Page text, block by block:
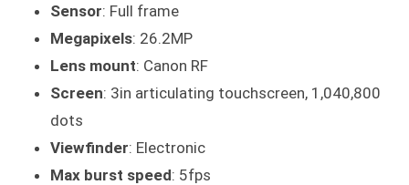
Sensor: Full frame
Megapixels: 26.2MP
Lens mount: Canon RF
Screen: 3in articulating touchscreen, 1,040,800
dots
Viewfinder: Electronic
Max burst speed: 5fps